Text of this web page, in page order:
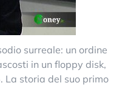
surreale: un ordine
in un floppy disk,
La storia del suo primo